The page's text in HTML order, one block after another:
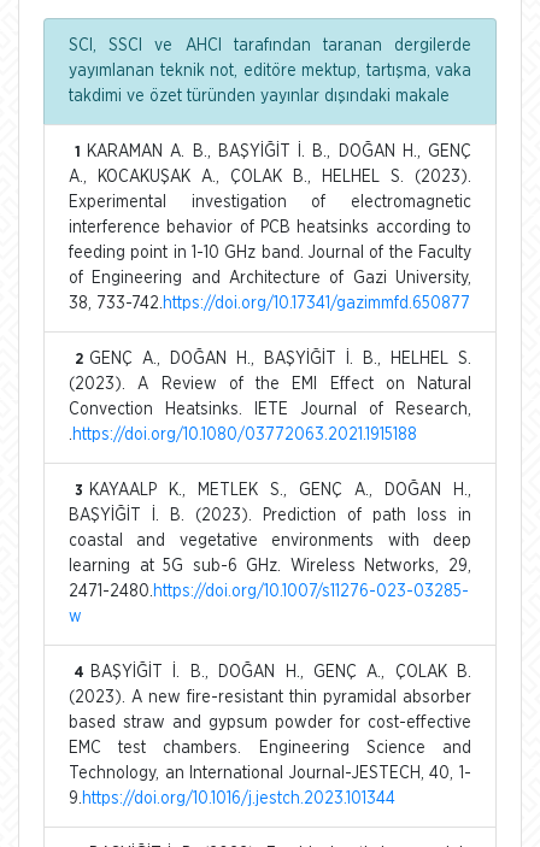
SCI, SSCI ve AHCI tarafından taranan dergilerde
yayımlanan teknik not, editöre mektup, tartışma, vaka
takdimi ve özet türünden yayınlar dışındaki makale
1
KARAMAN A. B., BAŞYİĞİT İ. B., DOĞAN H., GENÇ
A., KOCAKUŞAK A., ÇOLAK B., HELHEL S. (2023).
Experimental investigation of electromagnetic
interference behavior of PCB heatsinks according to
feeding point in 1-10 GHz band. Journal of the Faculty
of Engineering and Architecture of Gazi University,
38, 733-742. https://doi.org/10.17341/gazimmfd.650877
2 GENÇ A., DOĞAN H., BAŞYİĞİT İ. B., HELHEL S.
(2023). A Review of the EMI Effect on Natural
Convection Heatsinks. IETE Journal of Research,
https://doi.org/10.1080/03772063.2021.1915188
3
KAYAALP K., METLEK S., GENÇ A., DOĞAN H.,
BAŞYİĞİT İ. B. (2023). Prediction of path loss in
coastal and vegetative environments with deep
learning at 5G sub-6 GHz. Wireless Networks, 29,
2471-2480. https://doi.org/10.1007/s11276-023-03285-
w
4
BAŞYİĞİT İ. B., DOĞAN H., GENÇ A., ÇOLAK B.
(2023). A new fire-resistant thin pyramidal absorber
based straw and gypsum powder for cost-effective
EMC test chambers. Engineering Science and
Technology, an International Journal-JESTECH, 40, 1-
9. https://doi.org/10.1016/j.jestch.2023.101344